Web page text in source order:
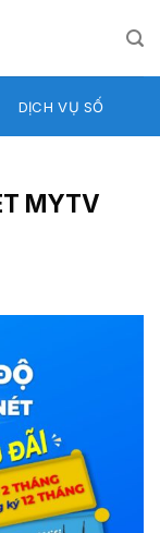
DỊCH VỤ SỐ
MYTV